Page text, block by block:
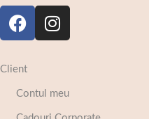
Client
Contul meu